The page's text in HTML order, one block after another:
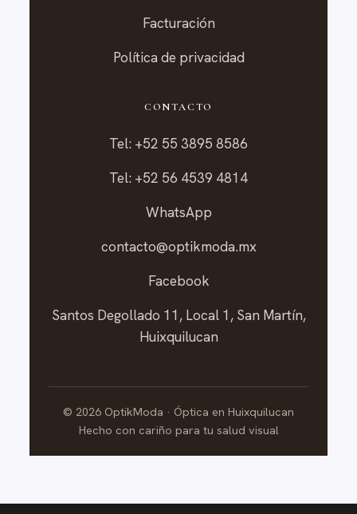
Facturación
Política de privacidad
CONTACTO
Tel: +52 55 3895 8586
Tel: +52 56 4539 4814
WhatsApp
contacto@optikmoda.mx
Facebook
Santos Degollado 11, Local 1, San Martín,
Huixquilucan
© 2026 OptikModa · Óptica en Huixquilucan
Hecho con cariño para tu salud visual